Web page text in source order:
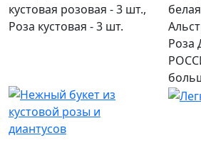
кустовая розовая - 3 шт.,
Роза кустовая - 3 шт.
Роза